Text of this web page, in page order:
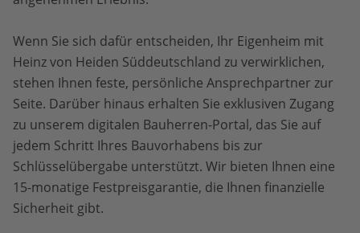
Wenn Sie sich dafür entscheiden, Ihr Eigenheim mit
Heinz von Heiden Süddeutschland zu verwirklichen,
stehen Ihnen feste, persönliche Ansprechpartner zur
Seite. Darüber hinaus erhalten Sie exklusiven Zugang
zu unserem digitalen Bauherren-Portal, das Sie auf
jedem Schritt Ihres Bauvorhabens bis zur
Schlüsselübergabe unterstützt. Wir bieten Ihnen eine
15-monatige Festpreisgarantie, die Ihnen finanzielle
Sicherheit gibt.